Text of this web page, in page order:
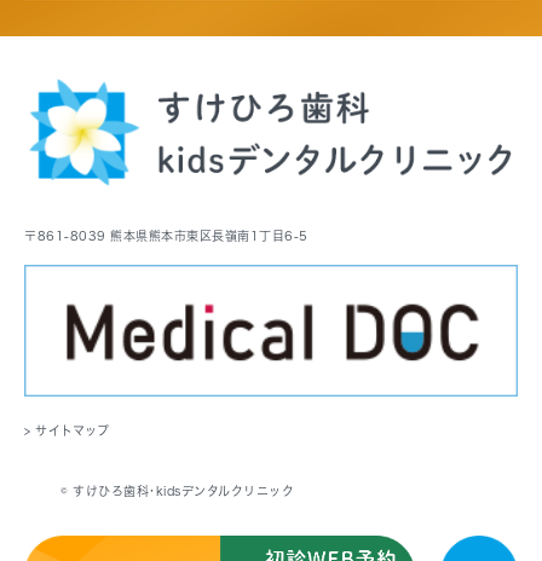
〒861-8039 熊本県熊本市東区長嶺南1丁目6-5
> サイトマップ
© すけひろ歯科･kidsデンタルクリニック